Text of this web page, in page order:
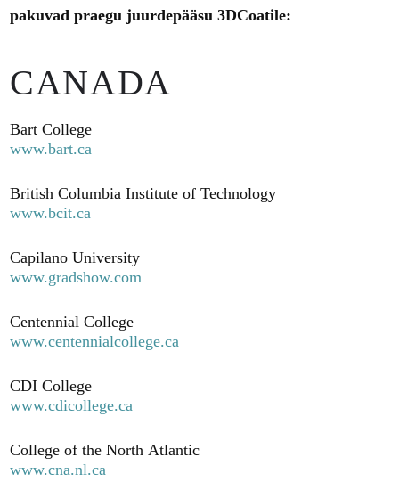
pakuvad praegu juurdepääsu 3DCoatile:
CANADA
Bart College
www.bart.ca
British Columbia Institute of Technology
www.bcit.ca
Capilano University
www.gradshow.com
Centennial College
www.centennialcollege.ca
CDI College
www.cdicollege.ca
College of the North Atlantic
www.cna.nl.ca